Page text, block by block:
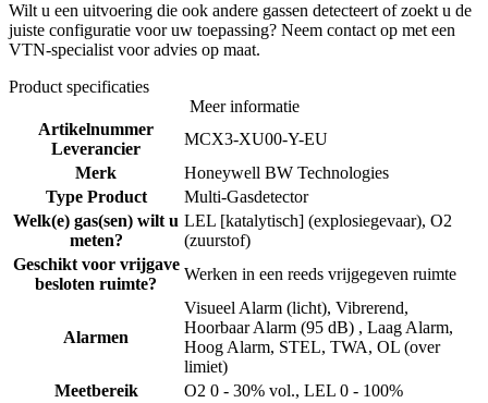
Wilt u een uitvoering die ook andere gassen detecteert of zoekt u de
juiste configuratie voor uw toepassing? Neem contact op met een
VTN-specialist voor advies op maat.
Product specificaties
Meer informatie
Artikelnummer
Leverancier
MCX3-XU00-Y-EU
Merk
Honeywell BW Technologies
Type Product
Multi-Gasdetector
Welk(e) gas(sen) wilt u
meten?
LEL [katalytisch] (explosiegevaar), O2
(zuurstof)
Geschikt voor vrijgave
besloten ruimte?
Werken in een reeds vrijgegeven ruimte
Alarmen
Visueel Alarm (licht), Vibrerend,
Hoorbaar Alarm (95 dB) , Laag Alarm,
Hoog Alarm, STEL, TWA, OL (over
limiet)
Meetbereik
O2 0 - 30% vol., LEL 0 - 100%